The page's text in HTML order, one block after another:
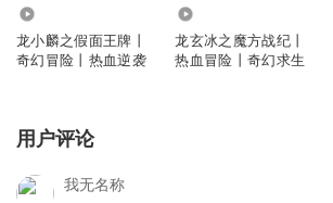
龙小麟之假面王牌丨
奇幻冒险丨热血逆袭
龙玄冰之魔方战纪丨
热血冒险丨奇幻求生
用户评论
我无名称